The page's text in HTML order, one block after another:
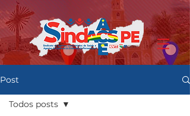
Post
Todos posts